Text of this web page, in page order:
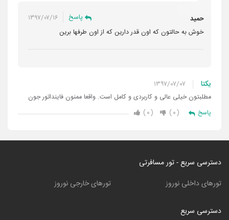
حمید ۱۳۹۷/۰۷/۱۶ پاسخ
خوش به حالتون که اون قدر دارین که از اون طرفها برین
یکتا ۱۳۹۷/۰۷/۰۷
مطلبتون خیلی عالی و کاربردی و کامل است. واقعا ممنون فاینداتور جون
پاسخ
۰ ۰
دسترسی سریع - تور مسافرتی
تورهای داخلی نوروز
تورهای خارجی نوروز
دسترسی سریع